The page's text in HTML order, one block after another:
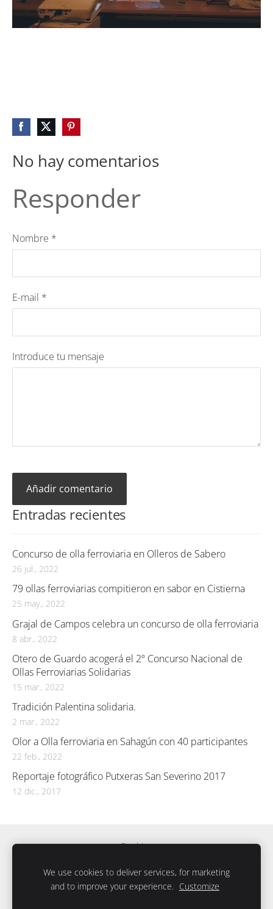
Entradas recientes
Concurso de olla ferroviaria en Olleros de Sabero
26 jul., 2022
79 ollas ferroviarias compitieron en sabor en Cistierna
25 may., 2022
Grajal de Campos celebra un concurso de olla ferroviaria
8 abr., 2022
Otero de Guardo acogerá el 2º Concurso Nacional de
Ollas Ferroviarias Solidarias
15 mar., 2022
Tradición Palentina solidaria.
2 mar., 2022
Olor a Olla ferroviaria en Sahagún con 40 participantes
22 feb., 2022
Reportaje fotográfico Putxeras San Severino 2017
12 dic., 2017
No hay comentarios
Responder
Nombre *
E-mail *
Introduce tu mensaje
Cookies
Página creada con
- La forma más fácil de crear
We use cookies to deliver services, for marketing
and to improve your experience. Customize